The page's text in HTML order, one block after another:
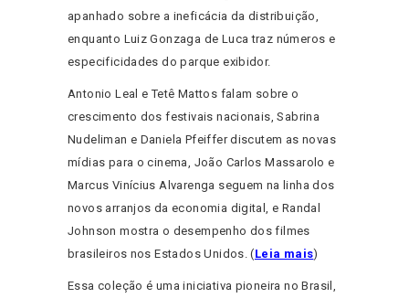
apanhado sobre a ineficácia da distribuição,
enquanto Luiz Gonzaga de Luca traz números e
especificidades do parque exibidor.
Antonio Leal e Tetê Mattos falam sobre o
crescimento dos festivais nacionais, Sabrina
Nudeliman e Daniela Pfeiffer discutem as novas
mídias para o cinema, João Carlos Massarolo e
Marcus Vinícius Alvarenga seguem na linha dos
novos arranjos da economia digital, e Randal
Johnson mostra o desempenho dos filmes
brasileiros nos Estados Unidos. (Leia mais)
Essa coleção é uma iniciativa pioneira no Brasil,